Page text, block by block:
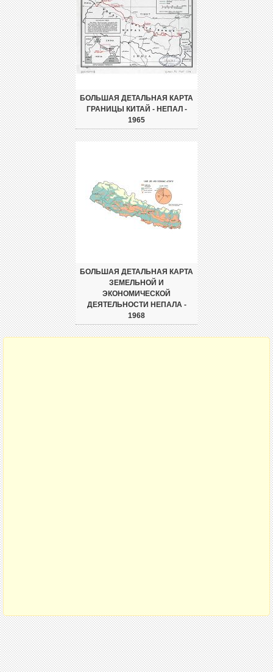
БОЛЬШАЯ ДЕТАЛЬНАЯ КАРТА
ГРАНИЦЫ КИТАЙ - НЕПАЛ -
1965
БОЛЬШАЯ ДЕТАЛЬНАЯ КАРТА
ЗЕМЕЛЬНОЙ И
ЭКОНОМИЧЕСКОЙ
ДЕЯТЕЛЬНОСТИ НЕПАЛА -
1968